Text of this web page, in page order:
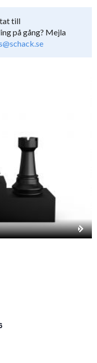
till
på gång? Mejla